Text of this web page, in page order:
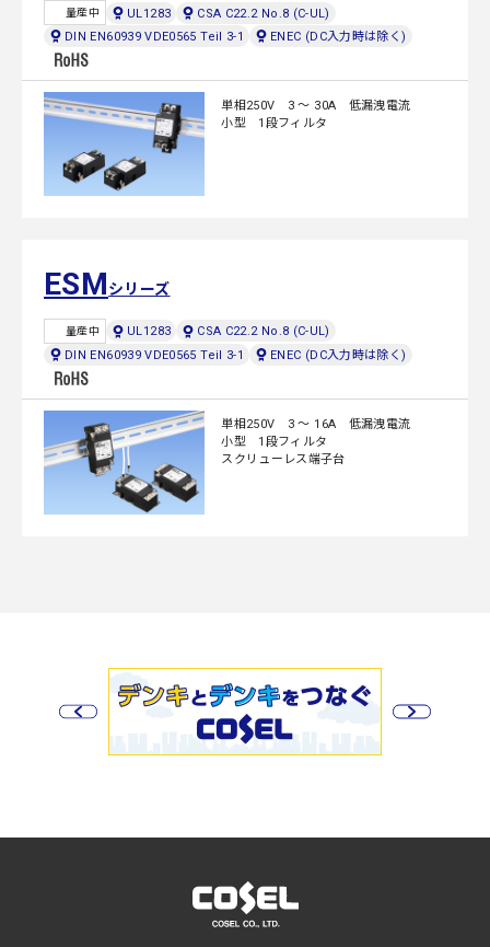
量産中 UL1283
CSA C22.2 No.8 (C-UL)
DIN EN60939 VDE0565 Teil 3-1
ENEC (DC入力時は除く)
単相250V 3 ～ 30A 低漏洩電流
小型 1段フィルタ
ESMシリーズ
量産中 UL1283
CSA C22.2 No.8 (C-UL)
DIN EN60939 VDE0565 Teil 3-1
ENEC (DC入力時は除く)
単相250V 3 ～ 16A 低漏洩電流
小型 1段フィルタ
スクリューレス端子台